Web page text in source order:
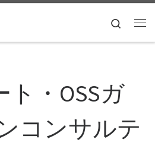
Search
ト・OSSガ
コンサルテ